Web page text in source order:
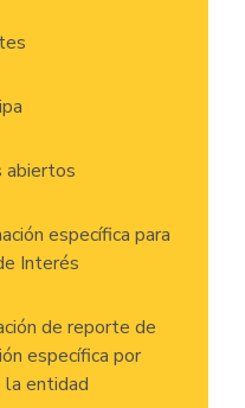
abiertos
específica para
Interés
de reporte de
específica por
entidad